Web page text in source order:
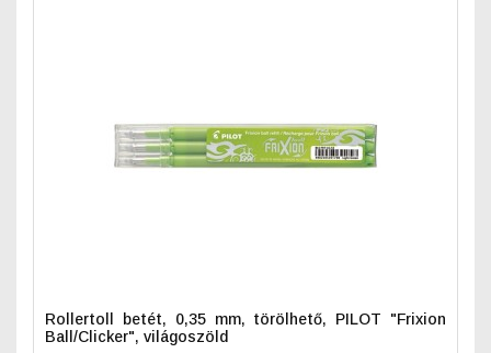
Rollertoll betét, 0,35 mm, törölhető, PILOT "Frixion
Ball/Clicker", világoszöld